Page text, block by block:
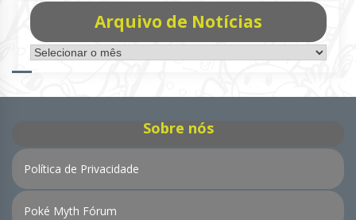
Arquivo de Notícias
Arquivo
de
Sobre nós
Política de Privacidade
Poké Myth Fórum